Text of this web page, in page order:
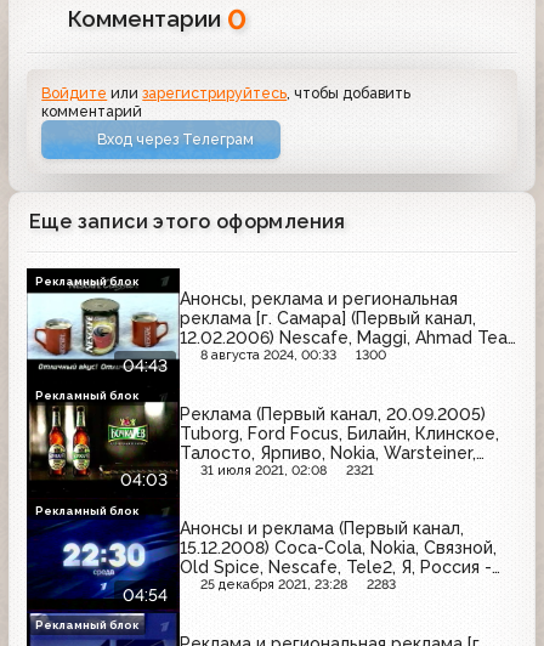
Комментарии 0
Войдите илизарегистрируйтесь , чтобы добавить
комментарий
Вход через Телеграм
Еще записи этого оформления
04:43
Анонсы, реклама и региональная
реклама [г. Самара] (Первый канал,
12.02.2006) Nescafe, Maggi, Ahmad Tea,
Л'Этуаль, Аспирин Комплекс,
8 августа 2024, 00:33 1300
Рекламный блок
04:03
Реклама (Первый канал, 20.09.2005)
Tuborg, Ford Focus, Билайн, Клинское,
Талосто, Ярпиво, Nokia, Warsteiner,
Бочкарёв
31 июля 2021, 02:08 2321
Рекламный блок
04:54
Анонсы и реклама (Первый канал,
15.12.2008) Coca-Cola, Nokia, Связной,
Old Spice, Nescafe, Tele2, Я, Россия -
щедрая душа
25 декабря 2021, 23:28 2283
Рекламный блок
Рекламный блок